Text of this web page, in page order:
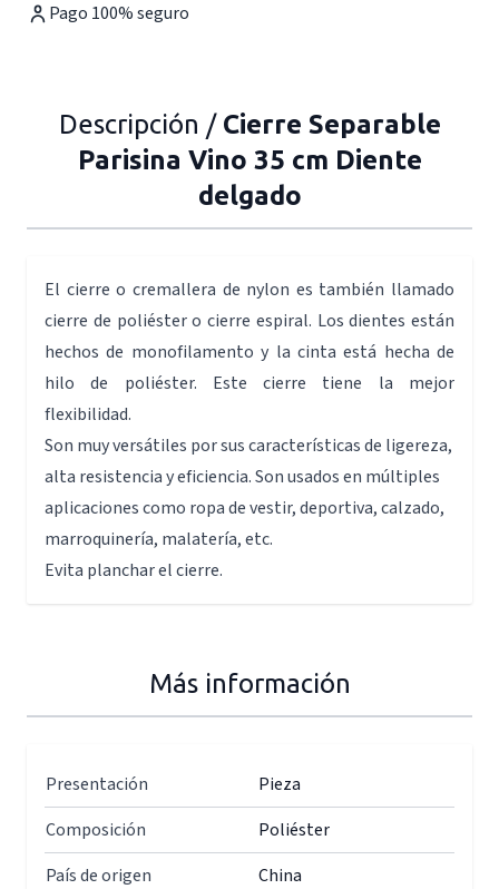
Pago 100% seguro
Descripción / Cierre Separable
Parisina Vino 35 cm Diente
delgado
El cierre o cremallera de nylon es también llamado
cierre de poliéster o cierre espiral. Los dientes están
hechos de monofilamento y la cinta está hecha de
hilo de poliéster. Este cierre tiene la mejor
flexibilidad.
Son muy versátiles por sus características de ligereza,
alta resistencia y eficiencia. Son usados en múltiples
aplicaciones como ropa de vestir, deportiva, calzado,
marroquinería, malatería, etc.
Evita planchar el cierre.
Más información
Presentación
Pieza
Composición
Poliéster
País de origen
China